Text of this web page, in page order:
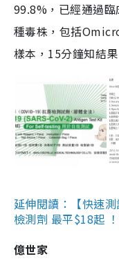
99.8%，已經通過
種毒株，包括
樣本，15分鐘知結果
延伸閱讀：【快速
檢測劑 最平$18起
億世家